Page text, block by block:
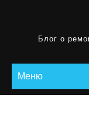
Блог о
Меню